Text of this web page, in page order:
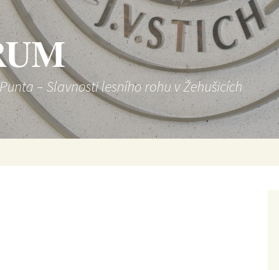
– Slavnosti lesního rohu v Žehušicích